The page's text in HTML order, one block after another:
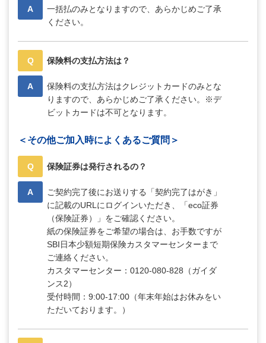
A
一括払のみとなりますので、あらかじめご了承
ください。
Q 保険料の支払方法は？
A
保険料の支払方法はクレジットカードのみとな
りますので、あらかじめご了承ください。※デ
ビットカードは不可となります。
＜その他ご加入時によくあるご質問＞
Q 保険証券は発行されるの？
A
ご契約完了後にお送りする「契約完了はがき」
に記載のURLにログインいただき、「eco証券
（保険証券）」をご確認ください。
紙の保険証券をご希望の場合は、お手数ですが
SBI日本少額短期保険カスタマーセンターまで
ご連絡ください。
カスタマーセンター：0120-080-828（ガイダ
ンス2）
受付時間：9:00-17:00（年末年始はお休みをい
ただいております。）